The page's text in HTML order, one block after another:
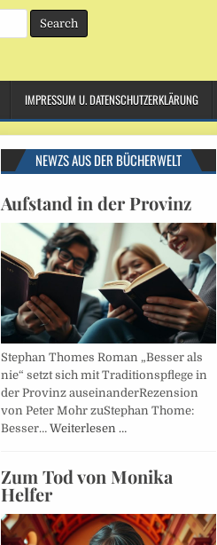
IMPRESSUM U. DATENSCHUTZERKLÄRUNG
NEWZS AUS DER BÜCHERWELT
Aufstand in der Provinz
Stephan Thomes Roman „Besser als
nie“ setzt sich mit Traditionspflege in
der Provinz auseinanderRezension
von Peter Mohr zuStephan Thome:
Besser… Weiterlesen …
Zum Tod von Monika
Helfer